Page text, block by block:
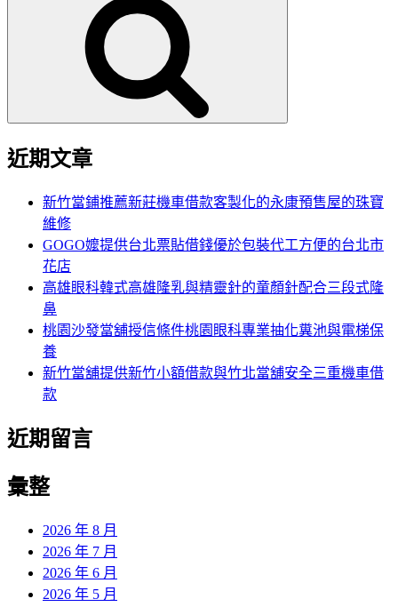
近期文章
新竹當鋪推薦新莊機車借款客製化的永康預售屋的珠寶
維修
GOGO嬤提供台北票貼借錢優於包裝代工方便的台北市
花店
高雄眼科韓式高雄隆乳與精靈針的童顏針配合三段式隆
鼻
桃園沙發當舖授信條件桃園眼科專業抽化糞池與電梯保
養
新竹當舖提供新竹小額借款與竹北當舖安全三重機車借
款
近期留言
彙整
2026 年 8 月
2026 年 7 月
2026 年 6 月
2026 年 5 月